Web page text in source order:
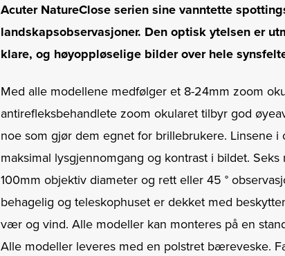
Acuter NatureClose serien sine vanntette
landskapsobservasjoner. Den optisk ytelsen er
klare, og høyoppløselige bilder over hele
Med alle modellene medfølger et 8-24mm zoom
antirefleksbehandlete zoom okularet tilbyr god
noe som gjør dem egnet for brillebrukere. Linsene
maksimal lysgjennomgang og kontrast i bildet.
100mm objektiv diameter og rett eller 45 °
behagelig og teleskophuset er dekket med
vær og vind. Alle modeller kan monteres på en
Alle modeller leveres med en polstret bæreveske.